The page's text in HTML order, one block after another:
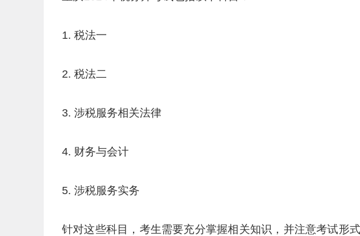
1. 税法一
2. 税法二
3. 涉税服务相关法律
4. 财务与会计
5. 涉税服务实务
针对这些科目，考生需要充分掌握相关知识，并注意考试形